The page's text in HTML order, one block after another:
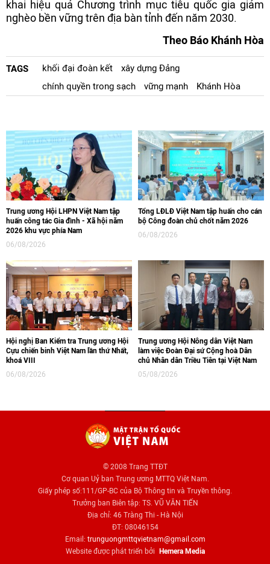
khai hiệu quả Chương trình mục tiêu quốc gia giảm
nghèo bền vững trên địa bàn tỉnh đến năm 2030.
Theo Báo Khánh Hòa
TAGS khối đại đoàn kết
xây dựng Đảng
chính quyền trong sạch
vững mạnh Khánh Hòa
Trung ương Hội LHPN Việt Nam tập
huấn công tác Gia đình - Xã hội năm
2026 khu vực phía Nam
06/08/2026
Tổng LĐLĐ Việt Nam tập huấn cho cán
bộ Công đoàn chủ chốt năm 2026
06/08/2026
Hội nghị Ban Kiểm tra Trung ương Hội
Cựu chiến binh Việt Nam lần thứ Nhất,
khoá VIII
06/08/2026
Trung ương Hội Nông dân Việt Nam
làm việc Đoàn Đại sứ Cộng hoà Dân
chủ Nhân dân Triều Tiên tại Việt Nam
05/08/2026
© 2008 Trang TTĐT
Cơ quan Uỷ ban Trung ương MTTQ Việt Nam.
Giấy phép số:111/GP-BC của Bộ Thông tin và Truyền thông.
Trưởng ban Biên tập: TS. VŨ VĂN TIẾN
Địa chỉ: 46 Tràng Thi - Hà Nội
ĐT: 08046154
Email: trunguongmttqvietnam@gmail.com
Website được phát triển bởi Hemera Media